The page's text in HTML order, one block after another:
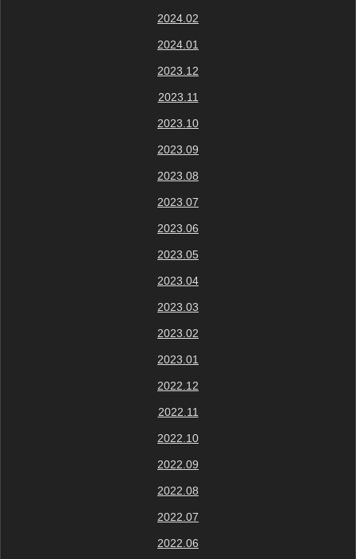
2024.02
2024.01
2023.12
2023.11
2023.10
2023.09
2023.08
2023.07
2023.06
2023.05
2023.04
2023.03
2023.02
2023.01
2022.12
2022.11
2022.10
2022.09
2022.08
2022.07
2022.06